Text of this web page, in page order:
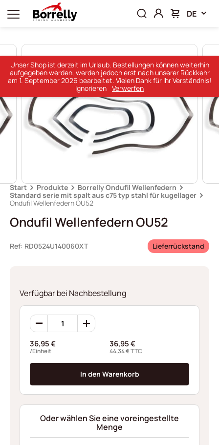
DE
Start Produkte
Borrelly Ondufil Wellenfedern
Standard serie mit spalt aus c75 typ stahl für kugellager
Ondufil Wellenfedern OU52
Ondufil Wellenfedern OU52
Ref: RD0524U140060XT Lieferrückstand
Verfügbar bei Nachbestellung
Ondufil
Wellenfedern
Menge
36,95€
/Einheit
36,95€
44,34€TTC
In den Warenkorb
Oder wählen Sie eine voreingestellte
Menge
Unser Shop ist derzeit im Urlaub. Bestellungen können weiterhin
aufgegeben werden, werden jedoch erst nach unserer Rückkehr
am 1. September 2026 bearbeitet. Vielen Dank für Ihr Verständnis!
Ignorieren Verwerfen